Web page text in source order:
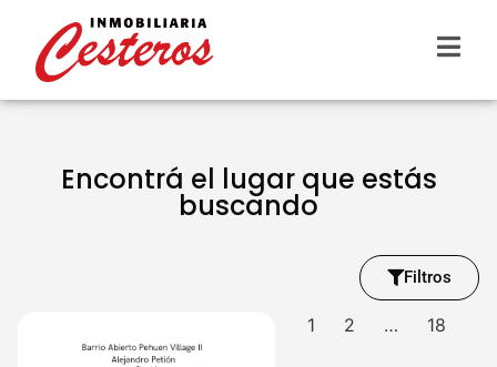
Encontrá el lugar que estás
buscando
Filtros
1 2 … 18